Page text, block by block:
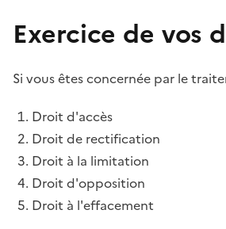
Exercice de vos
Si vous êtes concernée par le
Droit d'accès
Droit de rectification
Droit à la limitation
Droit d'opposition
Droit à l'effacement